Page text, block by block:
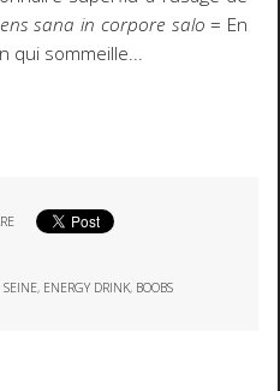
sana in corpore salo = En
qui sommeille...
SEINE, ENERGY DRINK, BOOBS